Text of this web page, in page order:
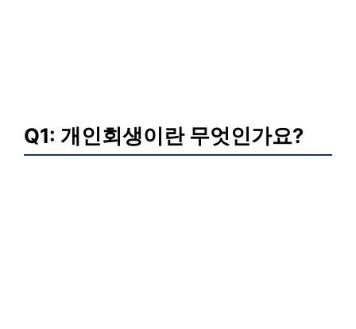
Q1: 개인회생이란 무엇인가요?